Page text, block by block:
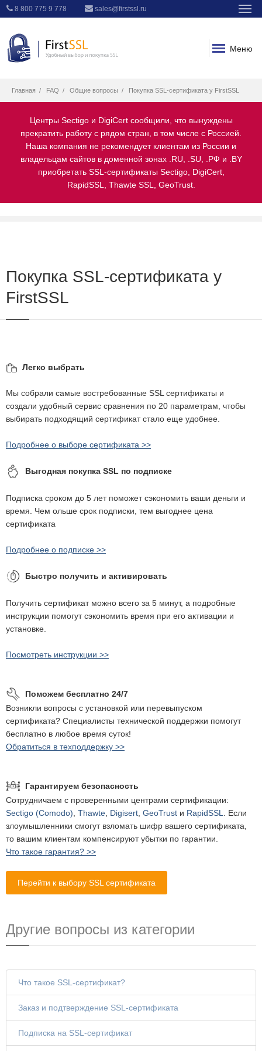
8 800 775 9 778 sales@firstssl.ru
Меню
Главная FAQ Общие вопросы Покупка SSL-сертификата у FirstSSL
Центры Sectigo и DigiCert сообщили, что вынуждены
прекратить работу с рядом стран, в том числе с Россией.
Наша компания не рекомендует клиентам из России и
владельцам сайтов в доменной зонах .RU, .SU, .РФ и .BY
приобретать SSL-сертификаты Sectigo, DigiCert,
RapidSSL, Thawte SSL, GeoTrust.
Покупка SSL-сертификата у
FirstSSL
Легко выбрать
Мы собрали самые востребованные SSL сертификаты и
создали удобный сервис сравнения по 20 параметрам, чтобы
выбирать подходящий сертификат стало еще удобнее.
Подробнее о выборе сертификата >>
Выгодная покупка SSL по подписке
Подписка сроком до 5 лет поможет сэкономить ваши деньги и
время. Чем ольше срок подписки, тем выгоднее цена
сертификата
Подробнее о подписке >>
Быстро получить и активировать
Получить сертификат можно всего за 5 минут, а подробные
инструкции помогут сэкономить время при его активации и
установке.
Посмотреть инструкции >>
Поможем бесплатно 24/7
Возникли вопросы с установкой или перевыпуском
сертификата? Специалисты технической поддержки помогут
бесплатно в любое время суток!
Обратиться в техподдержку >>
Гарантируем безопасность
Сотрудничаем с проверенными центрами сертификации:
Sectigo (Comodo), Thawte, Digisert, GeoTrust и RapidSSL. Если
злоумышленники смогут взломать шифр вашего сертификата,
то вашим клиентам компенсируют убытки по гарантии.
Что такое гарантия? >>
Перейти к выбору SSL сертификата
Другие вопросы из категории
Что такое SSL-сертификат?
Заказ и подтверждение SSL-сертификата
Подписка на SSL-сертификат